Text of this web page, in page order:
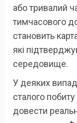
або тривалий
тимчасового
становить
які
середовище.
У деяких
сталого
довести